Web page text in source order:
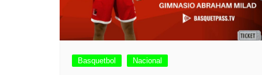
Basquetbol Nacional